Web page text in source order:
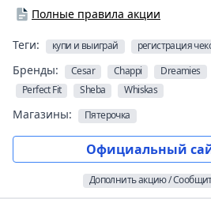
Полные правила акции
Теги: купи и выиграй регистрация
Бренды: Cesar Chappi Dreamies
Perfect Fit
Sheba Whiskas
Магазины: Пятерочка
Официальный
Дополнить акцию /